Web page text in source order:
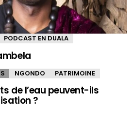
PODCAST EN DUALA
NGONDO PATRIMOINE
de l’eau peuvent-ils
?